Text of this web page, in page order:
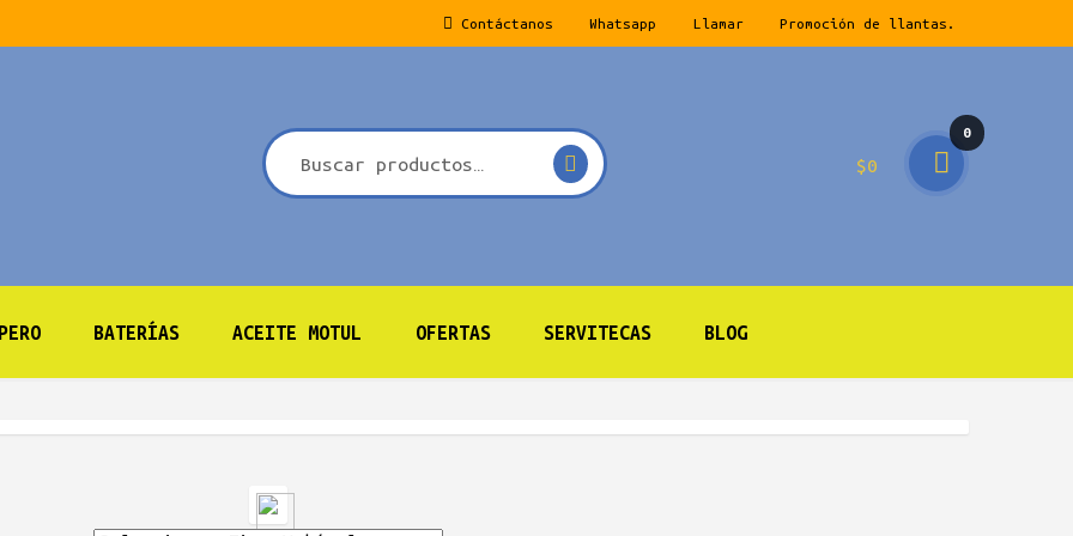
Contáctanos Whatsapp Llamar Promoción de llantas.
$0
0
prod
BATERÍAS ACEITE MOTUL OFERTAS SERVITECAS BLOG